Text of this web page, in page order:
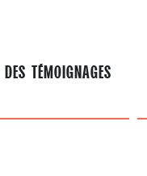
DES TÉMOIGNAGES